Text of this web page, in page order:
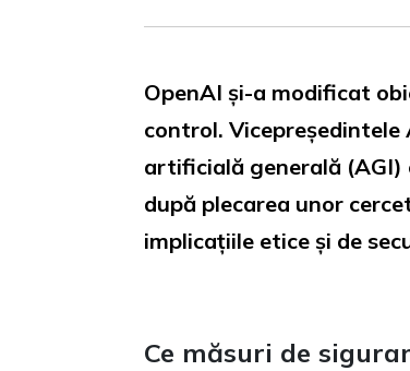
OpenAI și-a modificat
control.
artificială generală (AGI)
după plecarea unor
implicațiile etice și de
Ce măsuri de